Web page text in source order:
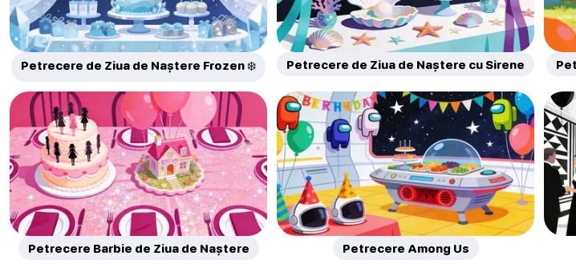
Petrecere de Ziua de Naștere Frozen ❄️ Petrecere de Ziua de Naștere cu Sirene
Petrecere Barbie de Ziua de Naștere Petrecere Among Us